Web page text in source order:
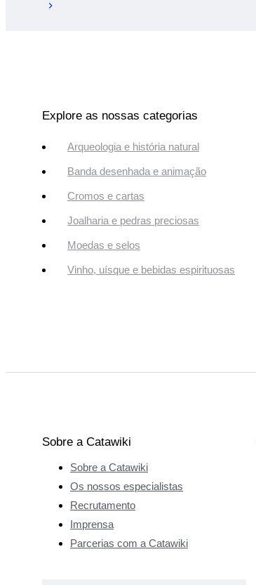
Explore as nossas categorias
Arqueologia e história natural
Banda desenhada e animação
Cromos e cartas
Joalharia e pedras preciosas
Moedas e selos
Vinho, uísque e bebidas espirituosas
Sobre a Catawiki
Sobre a Catawiki
Os nossos especialistas
Recrutamento
Imprensa
Parcerias com a Catawiki